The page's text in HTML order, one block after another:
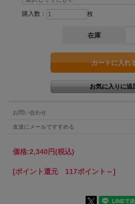
レイエスの複数のグラスやボ
バコマスが設置でき、直径
やペットボトルも設置が可能
購入数： 枚
在庫
お問い合わせ
友達にメールですすめる
価格:2,340円(税込)
[ポイント還元 117ポイント～]